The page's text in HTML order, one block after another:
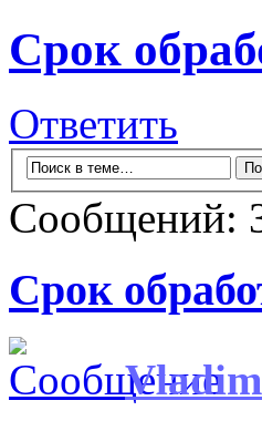
Срок
Ответить
Сообщений:
Срок